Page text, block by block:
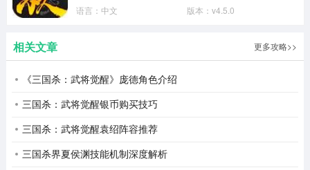
语言： 中文 版本：v4.5.0
相关文章 更多攻略>>
《三国杀：武将觉醒》庞德角色介绍
三国杀：武将觉醒银币购买技巧
三国杀：武将觉醒袁绍阵容推荐
三国杀界夏侯渊技能机制深度解析